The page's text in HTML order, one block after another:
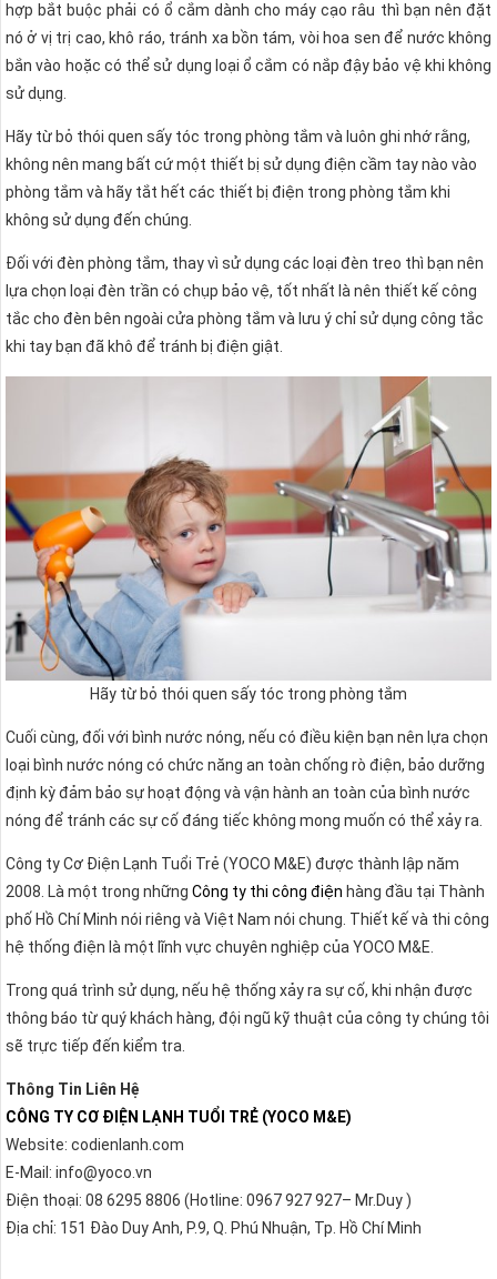
hợp bắt buộc phải có ổ cắm dành cho máy cạo râu thì bạn nên đặt
nó ở vị trị cao, khô ráo, tránh xa bồn tám, vòi hoa sen để nước không
bắn vào hoặc có thể sử dụng loại ổ cắm có nắp đậy bảo vệ khi không
sử dụng.
Hãy từ bỏ thói quen sấy tóc trong phòng tắm và luôn ghi nhớ rằng,
không nên mang bất cứ một thiết bị sử dụng điện cầm tay nào vào
phòng tắm và hãy tắt hết các thiết bị điện trong phòng tắm khi
không sử dụng đến chúng.
Đối với đèn phòng tắm, thay vì sử dụng các loại đèn treo thì bạn nên
lựa chọn loại đèn trần có chụp bảo vệ, tốt nhất là nên thiết kế công
tắc cho đèn bên ngoài cửa phòng tắm và lưu ý chỉ sử dụng công tắc
khi tay bạn đã khô để tránh bị điện giật.
Hãy từ bỏ thói quen sấy tóc trong phòng tắm
Cuối cùng, đối với bình nước nóng, nếu có điều kiện bạn nên lựa chọn
loại bình nước nóng có chức năng an toàn chống rò điện, bảo dưỡng
định kỳ đảm bảo sự hoạt động và vận hành an toàn của bình nước
nóng để tránh các sự cố đáng tiếc không mong muốn có thể xảy ra.
Công ty Cơ Điện Lạnh Tuổi Trẻ (YOCO M&E) được thành lập năm
2008. Là một trong những Công ty thi công điện hàng đầu tại Thành
phố Hồ Chí Minh nói riêng và Việt Nam nói chung. Thiết kế và thi công
hệ thống điện là một lĩnh vực chuyên nghiệp của YOCO M&E.
Trong quá trình sử dụng, nếu hệ thống xảy ra sự cố, khi nhận được
thông báo từ quý khách hàng, đội ngũ kỹ thuật của công ty chúng tôi
sẽ trực tiếp đến kiểm tra.
Thông Tin Liên Hệ
CÔNG TY CƠ ĐIỆN LẠNH TUỔI TRẺ (YOCO M&E)
Website: codienlanh.com
E-Mail: info@yoco.vn
Điện thoại: 08 6295 8806 (Hotline: 0967 927 927– Mr.Duy )
Địa chỉ: 151 Đào Duy Anh, P.9, Q. Phú Nhuận, Tp. Hồ Chí Minh